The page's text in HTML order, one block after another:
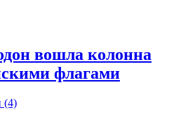
вошла колонна
флагами
(4)